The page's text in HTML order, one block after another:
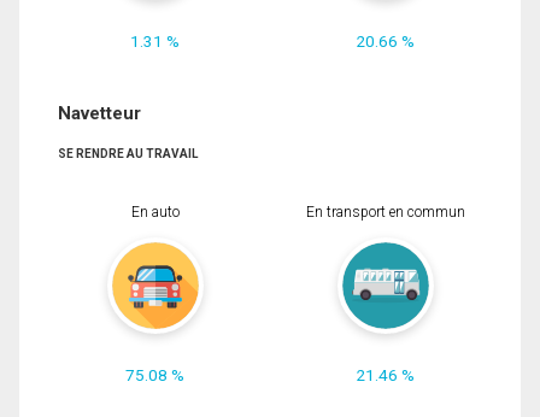
1.31 % 20.66 %
Navetteur
SE RENDRE AU TRAVAIL
En auto
75.08 %
En transport en commun
21.46 %